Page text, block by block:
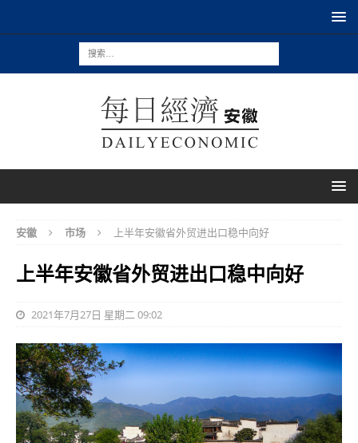
安徽 市场 上半年安徽省外贸进出口稳中向好
上半年安徽省外贸进出口稳中向好
2021年7月27日 星期二 09:02